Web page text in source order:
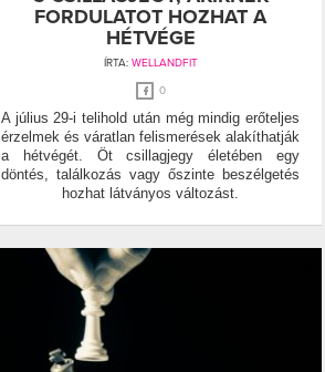
FORDULATOT HOZHAT A
HÉTVÉGE
ÍRTA: WELLANDFIT
0
A július 29-i telihold után még mindig erőteljes
érzelmek és váratlan felismerések alakíthatják
a hétvégét. Öt csillagjegy életében egy
döntés, találkozás vagy őszinte beszélgetés
hozhat látványos változást.